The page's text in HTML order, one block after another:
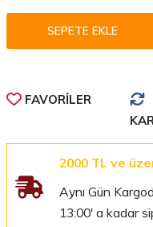
FAVORILER
2000 TL ve
Aynı Gün
13:00' a kadar